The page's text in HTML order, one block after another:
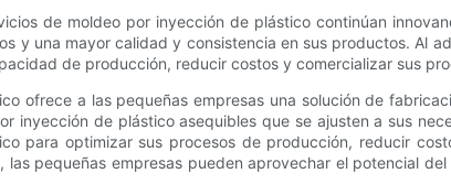
de moldeo por inyección de plástico continúan
y una mayor calidad y consistencia en sus productos. Al
de producción, reducir costos y comercializar sus
ofrece a las pequeñas empresas una solución de
inyección de plástico asequibles que se ajusten a sus
para optimizar sus procesos de producción, reducir
pequeñas empresas pueden aprovechar el potencial